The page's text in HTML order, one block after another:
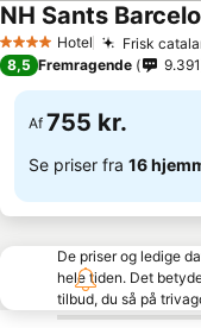
4 StjernerHotel Frisk
NH Sants
8,5 Fremragende 9.391
Af 755 kr.
Se priser fra 16
De priser og ledige
hele tiden. Det
tilbud, du så på